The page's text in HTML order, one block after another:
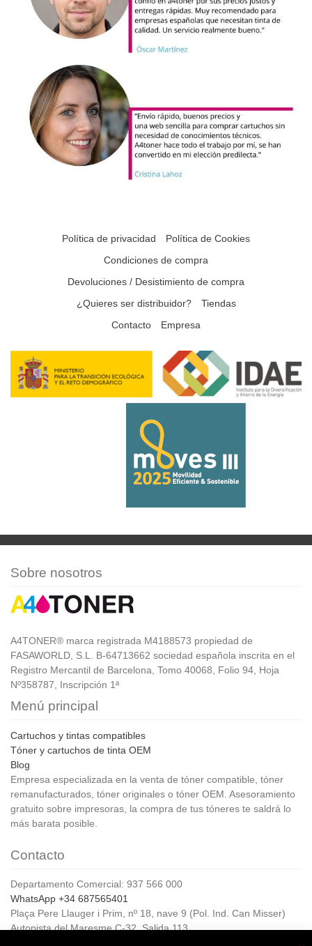
Política de privacidad
Política de Cookies
Condiciones de compra
Devoluciones / Desistimiento de compra
¿Quieres ser distribuidor?
Tiendas
Contacto
Empresa
Sobre nosotros
A4TONER® marca registrada M4188573 propiedad de
FASAWORLD, S.L. B-64713662 sociedad española inscrita en el
Registro Mercantil de Barcelona, Tomo 40068, Folio 94, Hoja
Nº358787, Inscripción 1ª
Menú principal
Cartuchos y tintas compatibles
Tóner y cartuchos de tinta OEM
Blog
Empresa especializada en la venta de tóner compatible, tóner
remanufacturados, tóner originales o tóner OEM. Asesoramiento
gratuito sobre impresoras, la compra de tus tóneres te saldrá lo
más barata posible.
Contacto
Departamento Comercial: 937 566 000
WhatsApp +34 687565401
Plaça Pere Llauger i Prim, nº 18, nave 9 (Pol. Ind. Can Misser)
Autopista del Maresme C-32, Salida 113